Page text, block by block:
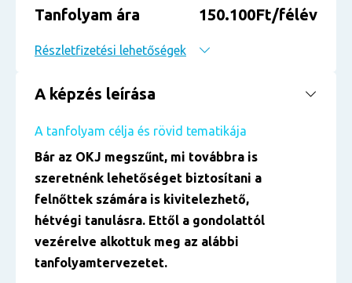
Tanfolyam ára 150.100Ft/félév
Részletfizetési lehetőségek
A képzés leírása
A tanfolyam célja és rövid tematikája
Bár az OKJ megszűnt, mi továbbra is
szeretnénk lehetőséget biztosítani a
felnőttek számára is kivitelezhető,
hétvégi tanulásra. Ettől a gondolattól
vezérelve alkottuk meg az alábbi
tanfolyamtervezetet.